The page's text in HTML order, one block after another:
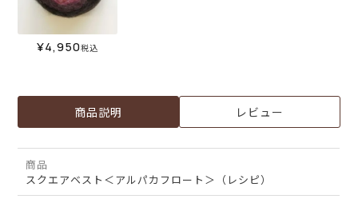
¥4,950税込
商品説明 レビュー
商品
スクエアベスト＜アルパカフロート＞（レシピ）